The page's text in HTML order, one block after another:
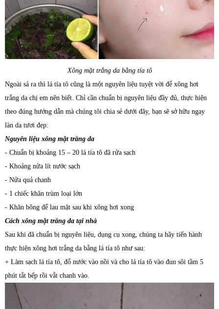
Xông mặt trắng da bằng tía tô
Ngoài sả ra thì lá tía tô cũng là một nguyên liệu tuyệt vời để xông hơi
trắng da chị em nên biết. Chỉ cần chuẩn bị nguyên liệu đầy đủ, thực hiện
theo đúng hướng dẫn mà chúng tôi chia sẻ dưới đây, bạn sẽ sở hữu ngay
làn da tươi đẹp:
Nguyên liệu xông mặt trắng da
- Chuẩn bị khoảng 15 – 20 lá tía tô đã rửa sạch
- Khoảng nửa lít nước sạch
- Nửa quả chanh
- 1 chiếc khăn trùm loại lớn
- Khăn bông để lau mặt sau khi xông hơi xong
Cách xông mặt trắng da tại nhà
Sau khi đã chuẩn bị nguyên liệu, dụng cụ xong, chúng ta hãy tiến hành
thực hiện xông hơi trắng da bằng lá tía tô như sau:
+ Làm sạch lá tía tô, đổ nước vào nồi và cho lá tía tô vào đun sôi tầm 5
phút tắt bếp rồi vắt chanh vào.